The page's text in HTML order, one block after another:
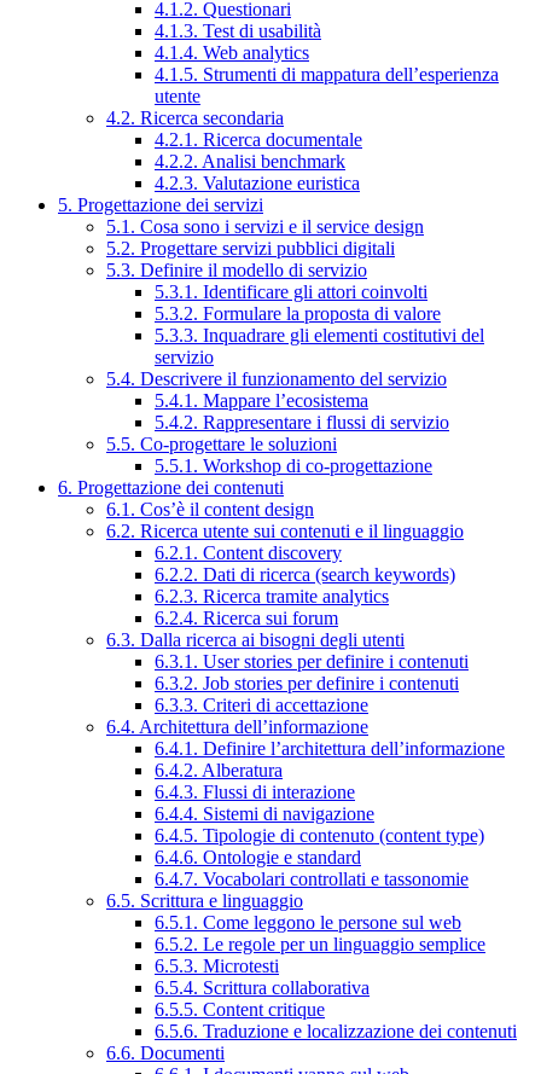
4.1.2. Questionari
4.1.3. Test di usabilità
4.1.4. Web analytics
4.1.5. Strumenti di mappatura dell’esperienza
utente
4.2. Ricerca secondaria
4.2.1. Ricerca documentale
4.2.2. Analisi benchmark
4.2.3. Valutazione euristica
5. Progettazione dei servizi
5.1. Cosa sono i servizi e il service design
5.2. Progettare servizi pubblici digitali
5.3. Definire il modello di servizio
5.3.1. Identificare gli attori coinvolti
5.3.2. Formulare la proposta di valore
5.3.3. Inquadrare gli elementi costitutivi del
servizio
5.4. Descrivere il funzionamento del servizio
5.4.1. Mappare l’ecosistema
5.4.2. Rappresentare i flussi di servizio
5.5. Co-progettare le soluzioni
5.5.1. Workshop di co-progettazione
6. Progettazione dei contenuti
6.1. Cos’è il content design
6.2. Ricerca utente sui contenuti e il linguaggio
6.2.1. Content discovery
6.2.2. Dati di ricerca (search keywords)
6.2.3. Ricerca tramite analytics
6.2.4. Ricerca sui forum
6.3. Dalla ricerca ai bisogni degli utenti
6.3.1. User stories per definire i contenuti
6.3.2. Job stories per definire i contenuti
6.3.3. Criteri di accettazione
6.4. Architettura dell’informazione
6.4.1. Definire l’architettura dell’informazione
6.4.2. Alberatura
6.4.3. Flussi di interazione
6.4.4. Sistemi di navigazione
6.4.5. Tipologie di contenuto (content type)
6.4.6. Ontologie e standard
6.4.7. Vocabolari controllati e tassonomie
6.5. Scrittura e linguaggio
6.5.1. Come leggono le persone sul web
6.5.2. Le regole per un linguaggio semplice
6.5.3. Microtesti
6.5.4. Scrittura collaborativa
6.5.5. Content critique
6.5.6. Traduzione e localizzazione dei contenuti
6.6. Documenti